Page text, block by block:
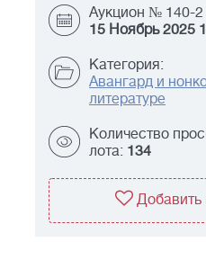
Аукцион № 140-2
15 Ноябрь 2025
Категория:
Авангард и
литературе
Количество
лота: 134
Добавить